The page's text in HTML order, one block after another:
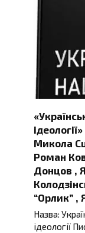
Микола
Роман
Донцов ,
“Орлик” ,
Назва:
ідеології